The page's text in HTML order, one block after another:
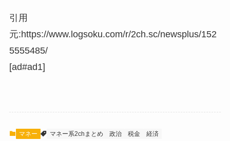
引用
元:https://www.logsoku.com/r/2ch.sc/newsplus/152
5555485/
[ad#ad1]
マネー マネー系2chまとめ 政治 税金 経済